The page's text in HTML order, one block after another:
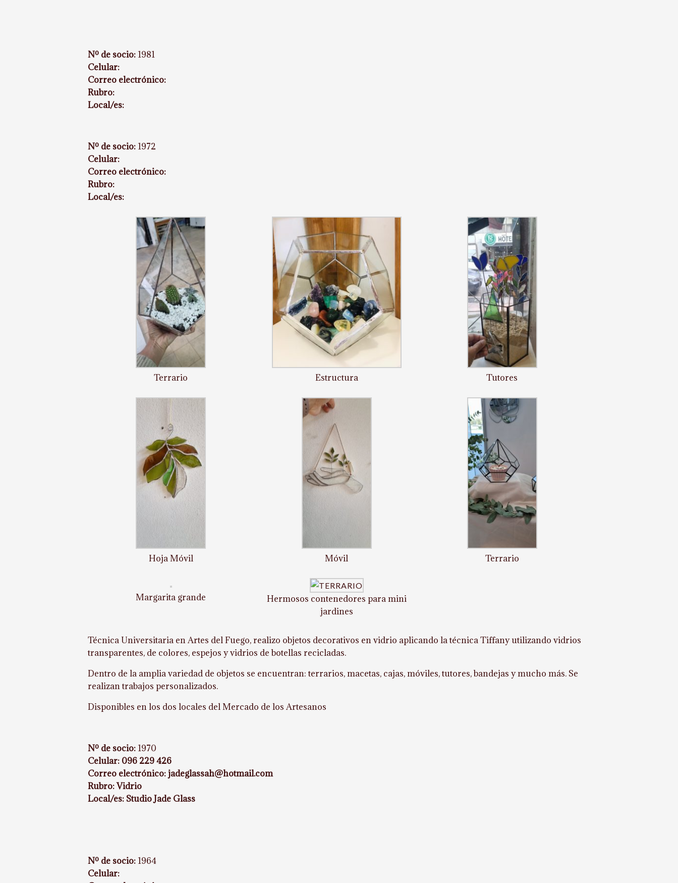
Nº de socio: 1981
Celular:
Correo electrónico:
Rubro:
Local/es:
Nº de socio: 1972
Celular:
Correo electrónico:
Rubro:
Local/es:
Terrario Estructura Tutores
Hoja Móvil Móvil Terrario
Margarita grande
Hermosos contenedores para mini
jardines
Técnica Universitaria en Artes del Fuego, realizo objetos decorativos en vidrio aplicando la técnica Tiffany utilizando vidrios
transparentes, de colores, espejos y vidrios de botellas recicladas.
Dentro de la amplia variedad de objetos se encuentran: terrarios, macetas, cajas, móviles, tutores, bandejas y mucho más. Se
realizan trabajos personalizados.
Disponibles en los dos locales del Mercado de los Artesanos
Nº de socio: 1970
Celular: 096 229 426
Correo electrónico: jadeglassah@hotmail.com
Rubro: Vidrio
Local/es: Studio Jade Glass
Nº de socio: 1964
Celular: